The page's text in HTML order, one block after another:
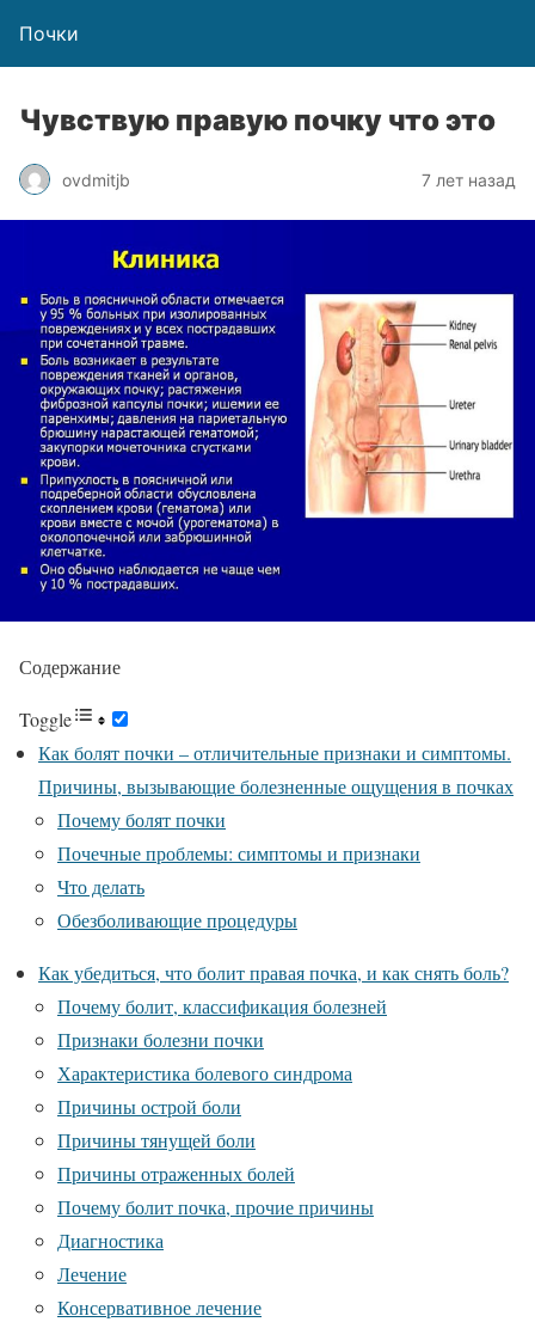
Почки
Чувствую правую почку что это
ovdmitjb 7 лет назад
Содержание
Toggle
Как болят почки – отличительные признаки и симптомы.
Причины, вызывающие болезненные ощущения в почках
Почему болят почки
Почечные проблемы: симптомы и признаки
Что делать
Обезболивающие процедуры
Как убедиться, что болит правая почка, и как снять боль?
Почему болит, классификация болезней
Признаки болезни почки
Характеристика болевого синдрома
Причины острой боли
Причины тянущей боли
Причины отраженных болей
Почему болит почка, прочие причины
Диагностика
Лечение
Консервативное лечение